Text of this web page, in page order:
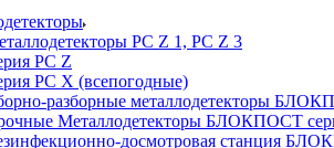
РС Z 1, PC Z 3
РС Z
РС X (всепогодные)
разборные металлодетекторы
Металлодетекторы БЛОКПОСТ
досмотровая станция